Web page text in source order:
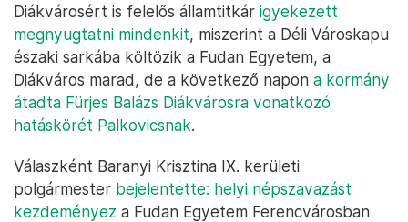
Diákvárosért is felelős államtitkár igyekezett
megnyugtatni mindenkit, miszerint a Déli Városkapu
északi sarkába költözik a Fudan Egyetem, a
Diákváros marad, de a következő napon a kormány
átadta Fürjes Balázs Diákvárosra vonatkozó
hatáskörét Palkovicsnak.
Válaszként Baranyi Krisztina IX. kerületi
polgármester bejelentette: helyi népszavazást
kezdeményez a Fudan Egyetem Ferencvárosban